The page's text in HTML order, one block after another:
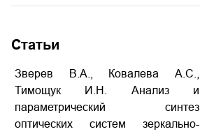
Статьи
Зверев В.А., Ковалева А.С.,
Тимощук И.Н. Анализ и
параметрический синтез
оптических систем зеркально-